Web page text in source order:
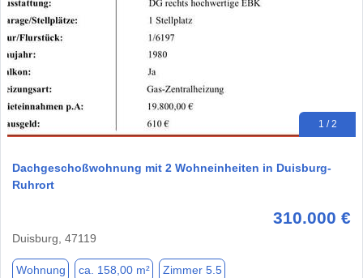
1 / 2
Dachgeschoßwohnung mit 2 Wohneinheiten in Duisburg-
Ruhrort
310.000 €
Duisburg, 47119
Wohnung ca. 158,00 m² Zimmer 5.5